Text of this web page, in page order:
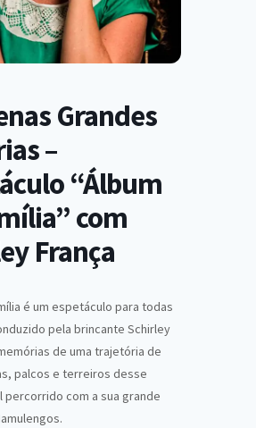
Grandes
–
“Álbum
com
França
é um espetáculo para todas
pela brincante Schirley
de uma trajetória de
palcos e terreiros desse
percorrido com a sua grande